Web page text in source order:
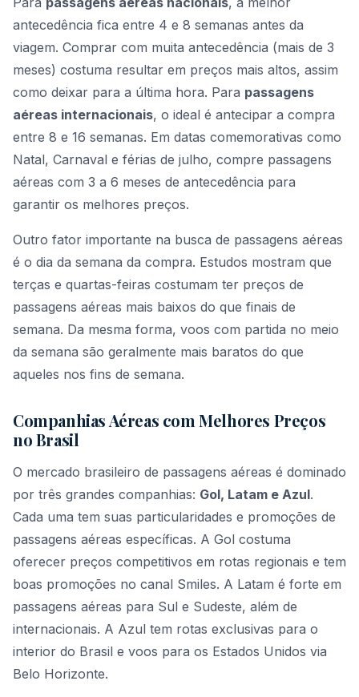
antecedência fica entre 4 e 8 semanas antes da
viagem. Comprar com muita antecedência (mais de 3
meses) costuma resultar em preços mais altos, assim
como deixar para a última hora. Para passagens
aéreas internacionais, o ideal é antecipar a compra
entre 8 e 16 semanas. Em datas comemorativas como
Natal, Carnaval e férias de julho, compre passagens
aéreas com 3 a 6 meses de antecedência para
garantir os melhores preços.
Outro fator importante na busca de passagens aéreas
é o dia da semana da compra. Estudos mostram que
terças e quartas-feiras costumam ter preços de
passagens aéreas mais baixos do que finais de
semana. Da mesma forma, voos com partida no meio
da semana são geralmente mais baratos do que
aqueles nos fins de semana.
Companhias Aéreas com Melhores Preços
no Brasil
O mercado brasileiro de passagens aéreas é dominado
por três grandes companhias: Gol, Latam e Azul.
Cada uma tem suas particularidades e promoções de
passagens aéreas específicas. A Gol costuma
oferecer preços competitivos em rotas regionais e tem
boas promoções no canal Smiles. A Latam é forte em
passagens aéreas para Sul e Sudeste, além de
internacionais. A Azul tem rotas exclusivas para o
interior do Brasil e voos para os Estados Unidos via
Belo Horizonte.